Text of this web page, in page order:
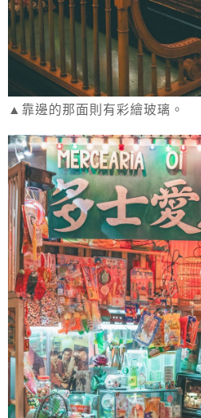
▲靠邊的那面則有彩繪玻璃。